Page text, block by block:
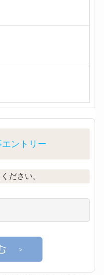
ントリー
ださい。